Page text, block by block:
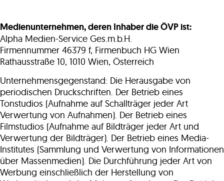
Medienunternehmen, deren Inhaber die ÖVP ist:
Alpha Medien-Service Ges.m.b.H.
Firmennummer 46379 f, Firmenbuch HG Wien
Rathausstraße 10, 1010 Wien, Österreich
Unternehmensgegenstand: Die Herausgabe von
periodischen Druckschriften. Der Betrieb eines
Tonstudios (Aufnahme auf Schallträger jeder Art
Verwertung von Aufnahmen). Der Betrieb eines
Filmstudios (Aufnahme auf Bildträger jeder Art und
Verwertung der Bildträger). Der Betrieb eines Media-
Institutes (Sammlung und Verwertung von Informationen
über Massenmedien). Die Durchführung jeder Art von
Werbung einschließlich der Herstellung von